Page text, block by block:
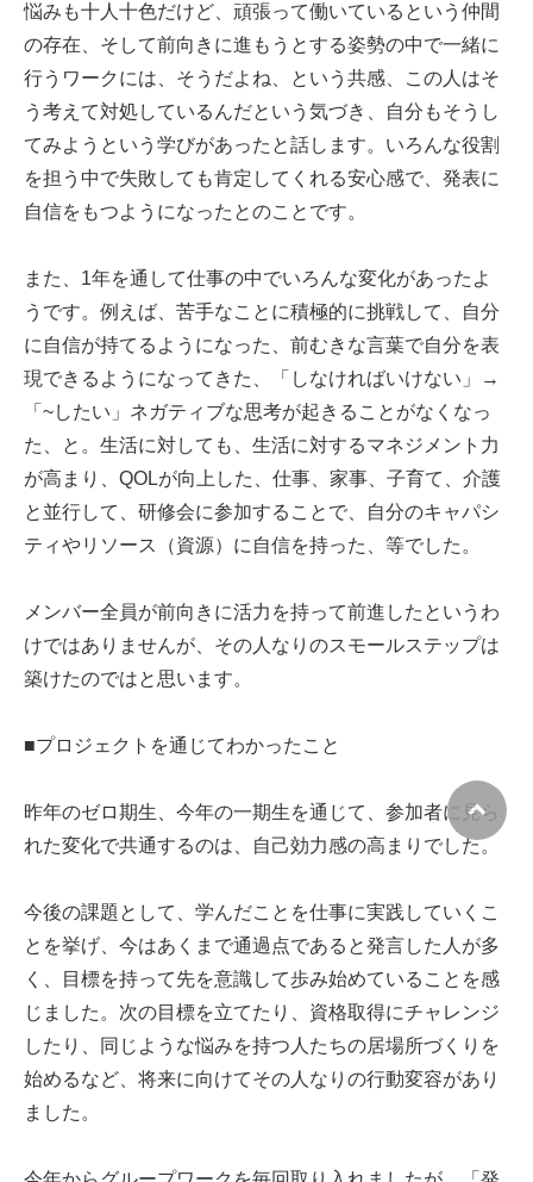
悩みも十人十色だけど、頑張って働いているという仲間
の存在、そして前向きに進もうとする姿勢の中で一緒に
行うワークには、そうだよね、という共感、この人はそ
う考えて対処しているんだという気づき、自分もそうし
てみようという学びがあったと話します。いろんな役割
を担う中で失敗しても肯定してくれる安心感で、発表に
自信をもつようになったとのことです。
また、1年を通して仕事の中でいろんな変化があったよ
うです。例えば、苦手なことに積極的に挑戦して、自分
に自信が持てるようになった、前むきな言葉で自分を表
現できるようになってきた、「しなければいけない」→
「~したい」ネガティブな思考が起きることがなくなっ
た、と。生活に対しても、生活に対するマネジメント力
が高まり、QOLが向上した、仕事、家事、子育て、介護
と並行して、研修会に参加することで、自分のキャパシ
ティやリソース（資源）に自信を持った、等でした。
メンバー全員が前向きに活力を持って前進したというわ
けではありませんが、その人なりのスモールステップは
築けたのではと思います。
■プロジェクトを通じてわかったこと
昨年のゼロ期生、今年の一期生を通じて、参加者に見ら
れた変化で共通するのは、自己効力感の高まりでした。
今後の課題として、学んだことを仕事に実践していくこ
とを挙げ、今はあくまで通過点であると発言した人が多
く、目標を持って先を意識して歩み始めていることを感
じました。次の目標を立てたり、資格取得にチャレンジ
したり、同じような悩みを持つ人たちの居場所づくりを
始めるなど、将来に向けてその人なりの行動変容があり
ました。